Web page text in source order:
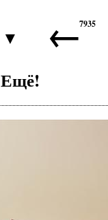
▼ ←7935
Ещё!